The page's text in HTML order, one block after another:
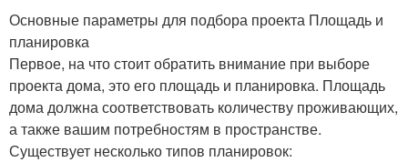
Основные параметры для подбора проекта Площадь и
планировка
Первое, на что стоит обратить внимание при выборе
проекта дома, это его площадь и планировка. Площадь
дома должна соответствовать количеству проживающих,
а также вашим потребностям в пространстве.
Существует несколько типов планировок: